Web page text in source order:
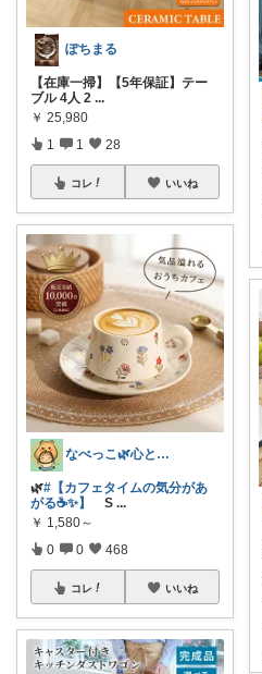
ぽちまる
【在庫一掃】【5年保証】テー
ブル 4人 2 ...
￥ 25,980
1 1 28
コレ いいね
なべっこ🌿心と体を整える暮らし
🌿#【カフェタイムの気分があ
がる☕✨】
S ...
￥ 1,580～
0 0 468
コレ いいね